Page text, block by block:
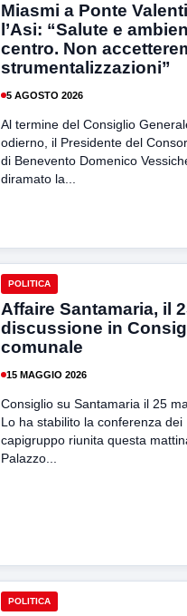
Miasmi a Ponte
l’Asi: “Salute e
centro. Non
strumentalizzazioni”
5 AGOSTO 2026
Al termine del Consiglio
odierno, il Presidente del
di Benevento Domenico
diramato la...
POLITICA
Affaire Santamaria, il
discussione in
comunale
15 MAGGIO 2026
Consiglio su Santamaria il 25
Lo ha stabilito la conferenza dei
capigruppo riunita questa
Palazzo...
POLITICA